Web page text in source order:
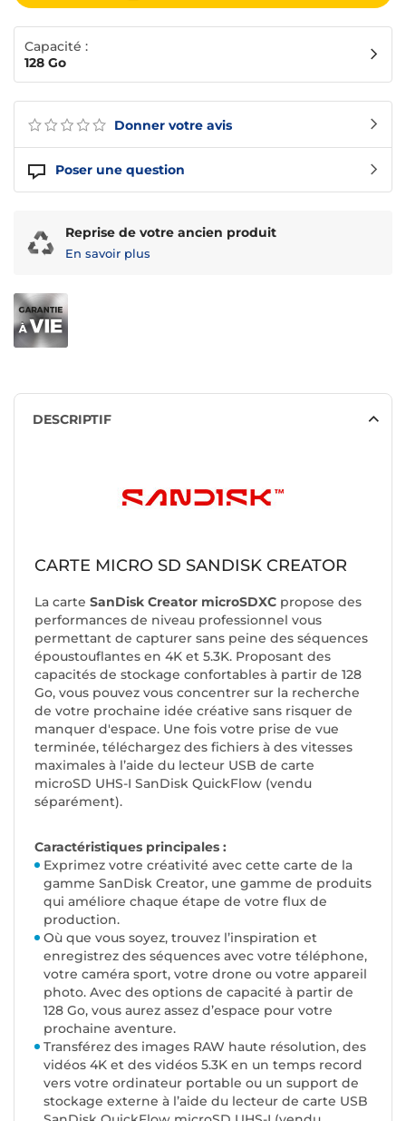
Donner votre avis
Poser une question
Capacité :
128 Go
Reprise de votre ancien produit
En savoir plus
DESCRIPTIF
CARTE MICRO SD SANDISK CREATOR
La carte SanDisk Creator microSDXC propose des
performances de niveau professionnel vous
permettant de capturer sans peine des séquences
époustouflantes en 4K et 5.3K. Proposant des
capacités de stockage confortables à partir de 128
Go, vous pouvez vous concentrer sur la recherche
de votre prochaine idée créative sans risquer de
manquer d'espace. Une fois votre prise de vue
terminée, téléchargez des fichiers à des vitesses
maximales à l’aide du lecteur USB de carte
microSD UHS-I SanDisk QuickFlow (vendu
séparément).
Caractéristiques principales :
Exprimez votre créativité avec cette carte de la
gamme SanDisk Creator, une gamme de produits
qui améliore chaque étape de votre flux de
production.
Où que vous soyez, trouvez l’inspiration et
enregistrez des séquences avec votre téléphone,
votre caméra sport, votre drone ou votre appareil
photo. Avec des options de capacité à partir de
128 Go, vous aurez assez d’espace pour votre
prochaine aventure.
Transférez des images RAW haute résolution, des
vidéos 4K et des vidéos 5.3K en un temps record
vers votre ordinateur portable ou un support de
stockage externe à l’aide du lecteur de carte USB